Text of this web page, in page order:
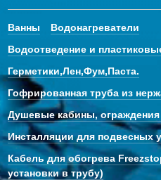
Ванны
Водонагреватели
Водоотведение и
Герметики,Лен,Фум,Паста.
Гофрированная труба из
Душевые кабины,
Инсталляции для подвесных
Кабель для обогрева
установки в трубу)